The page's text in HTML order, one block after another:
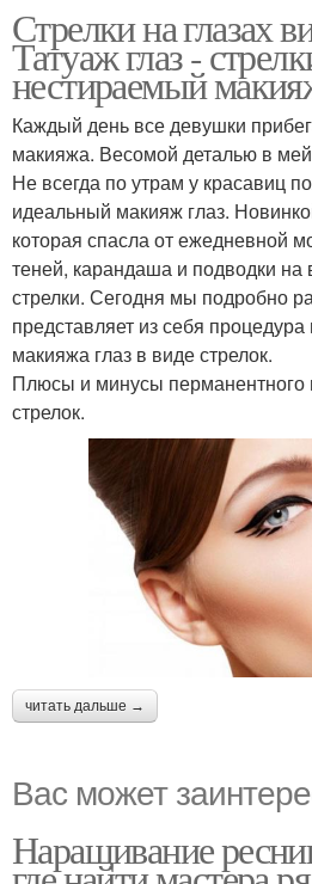
Стрелки на глазах
Татуаж глаз -
нестираемый
Каждый день все девушки
макияжа. Весомой деталью в
Не всегда по утрам у красавиц
идеальный макияж глаз.
которая спасла от ежедневной
теней, карандаша и подводки на
стрелки. Сегодня мы подробно
представляет из себя
макияжа глаз в виде стрелок.
Плюсы и минусы перманентного
стрелок.
читать дальше →
Вас может
Наращивание